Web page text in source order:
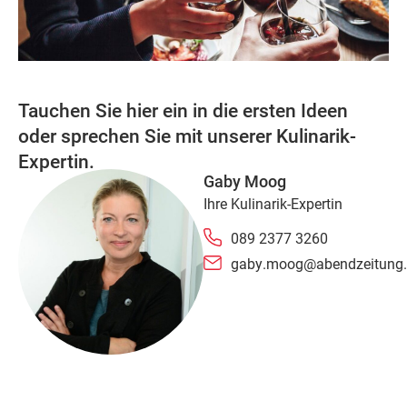
Tauchen Sie hier ein in die ersten Ideen
oder sprechen Sie mit unserer Kulinarik-
Expertin.
Gaby Moog
Ihre Kulinarik-Expertin
089 2377 3260